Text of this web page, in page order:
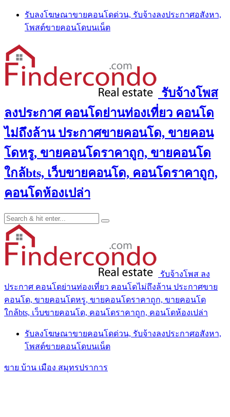
Skip
content
รับลงโฆษณาขายคอนโดด่วน, รับจ้างลงประกาศอสังหา,
โพสต์ขายคอนโดบนเน็ต
รับจ้างโพส
ลงประกาศ คอนโดย่านท่องเที่ยว คอนโด
ไม่ถึงล้าน ประกาศขายคอนโด, ขายคอน
โดหรู, ขายคอนโดราคาถูก, ขายคอนโด
ใกล้bts, เว็บขายคอนโด, คอนโดราคาถูก,
คอนโดห้องเปล่า
รับจ้างโพส ลง
ประกาศ คอนโดย่านท่องเที่ยว คอนโดไม่ถึงล้าน ประกาศขาย
คอนโด, ขายคอนโดหรู, ขายคอนโดราคาถูก, ขายคอนโด
ใกล้bts, เว็บขายคอนโด, คอนโดราคาถูก, คอนโดห้องเปล่า
รับลงโฆษณาขายคอนโดด่วน, รับจ้างลงประกาศอสังหา,
โพสต์ขายคอนโดบนเน็ต
ขาย บ้าน เมือง สมุทรปราการ